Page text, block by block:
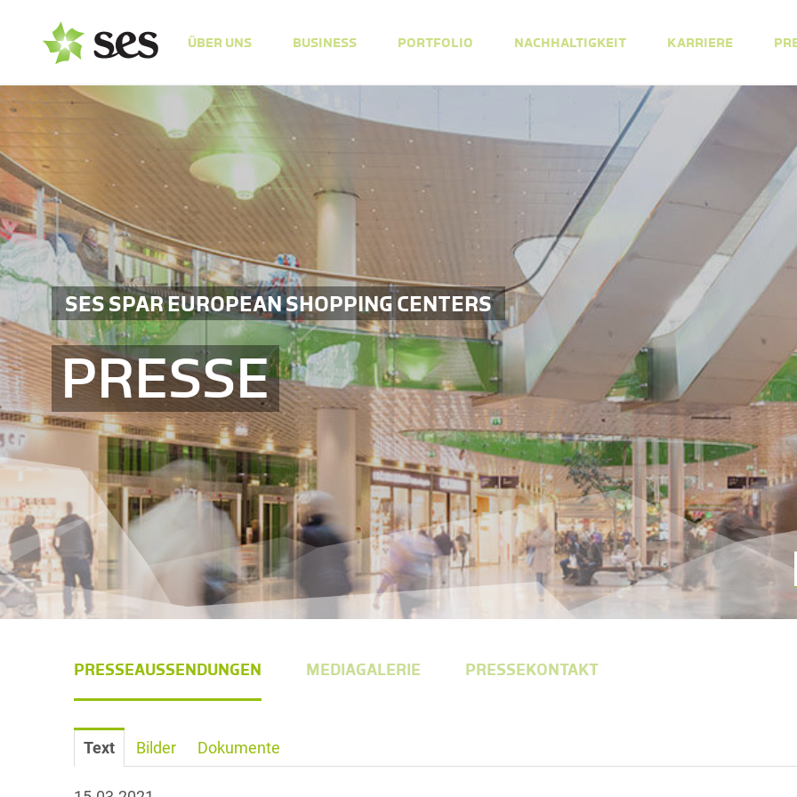
ÜBER UNS BUSINESS PORTFOLIO NACHHALTIGKEIT KARRIERE
SES SPAR EUROPEAN SHOPPING CENTERS
PRESSE
PRESSEAUSSENDUNGEN MEDIAGALERIE PRESSEKONTAKT
Text Bilder Dokumente